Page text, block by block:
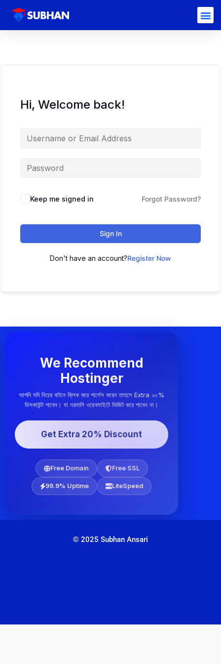
Hi, Welcome back!
Keep me signed in Forgot Password?
Sign In
Don't have an account?Register Now
We Recommend
Hostinger
আপনি যদি নিচের বাটনে ক্লিক করে পার্সেস করেন তাহলে Extra ২০%
ডিসকাউন্ট পাবেন। যা নরমালি ওয়েবসাইটে ভিজিট করে পাবেন না।
Get Extra 20% Discount
Free Domain Free SSL
99.9% Uptime LiteSpeed
© 2025 Subhan Ansari